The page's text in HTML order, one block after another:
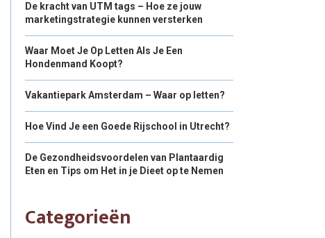
De kracht van UTM tags – Hoe ze jouw
marketingstrategie kunnen versterken
Waar Moet Je Op Letten Als Je Een
Hondenmand Koopt?
Vakantiepark Amsterdam – Waar op letten?
Hoe Vind Je een Goede Rijschool in Utrecht?
De Gezondheidsvoordelen van Plantaardig
Eten en Tips om Het in je Dieet op te Nemen
Categorieën